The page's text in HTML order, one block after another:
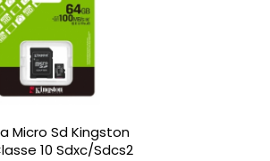
Micro Sd Kingston
10 Sdxc/Sdcs2